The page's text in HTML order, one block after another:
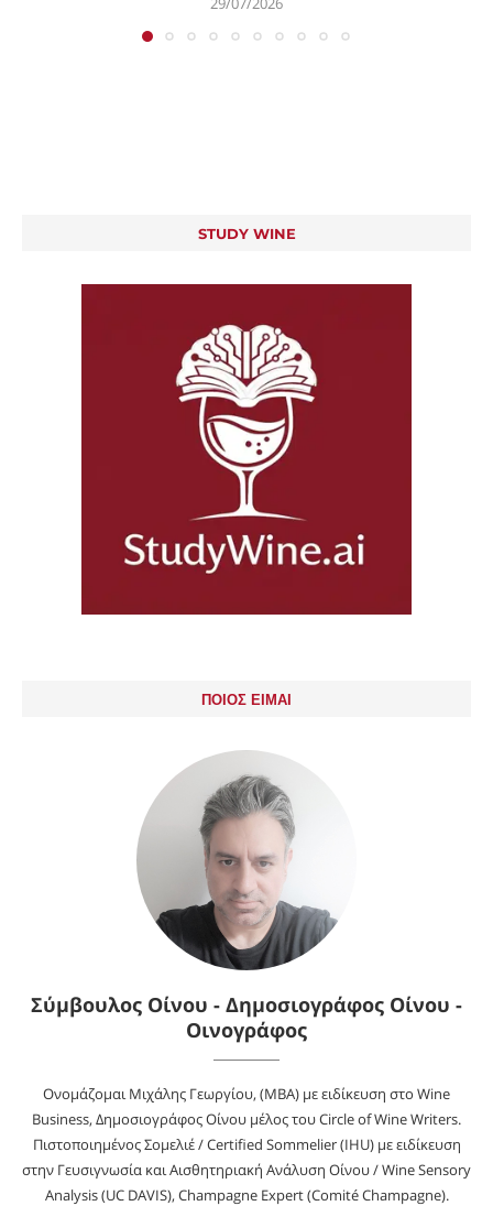
STUDY WINE
ΠΟΙΟΣ ΕΙΜΑΙ
Σύμβουλος Οίνου - Δημοσιογράφος Οίνου -
Οινογράφος
Ονομάζομαι Μιχάλης Γεωργίου, (MBA) με ειδίκευση στο Wine
Business, Δημοσιογράφος Οίνου μέλος του Circle of Wine Writers.
Πιστοποιημένος Σομελιέ / Certified Sommelier (IHU) με ειδίκευση
στην Γευσιγνωσία και Αισθητηριακή Ανάλυση Οίνου / Wine Sensory
Analysis (UC DAVIS), Champagne Expert (Comité Champagne).